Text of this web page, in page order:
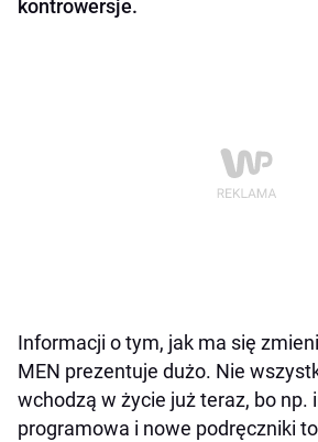
kontrowersje.
Informacji o tym, jak ma się
MEN prezentuje dużo. Nie
wchodzą w życie już teraz, bo np.
programowa i nowe podręczniki